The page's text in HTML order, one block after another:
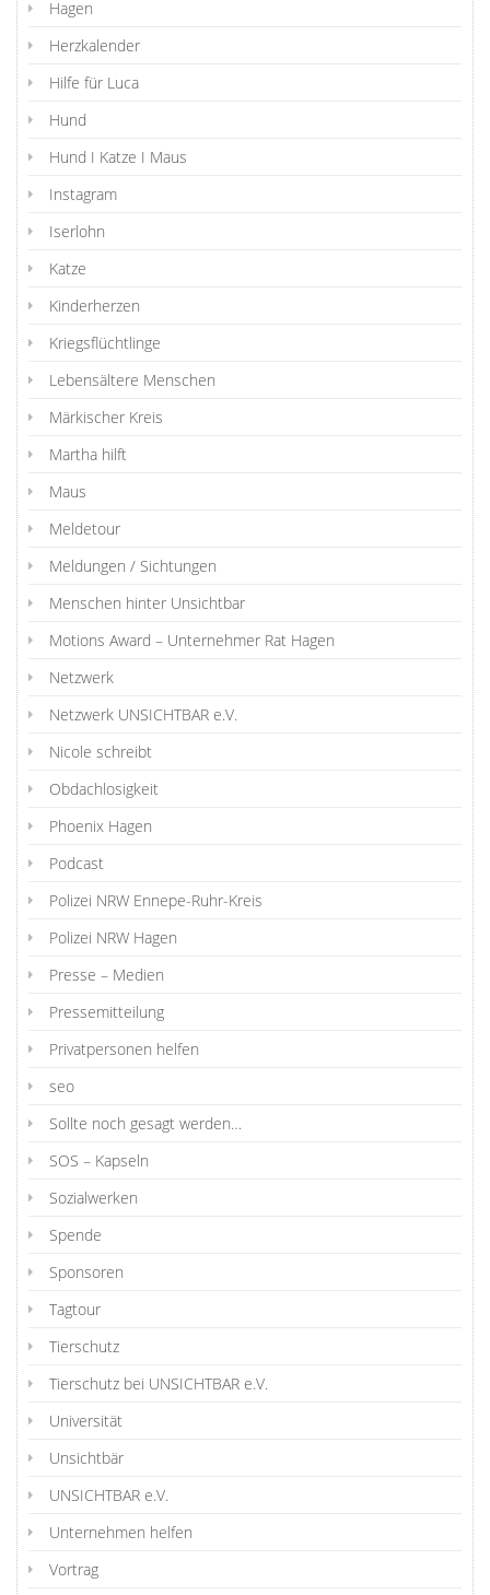
Hagen
Herzkalender
Hilfe für Luca
Hund
Hund I Katze I Maus
Instagram
Iserlohn
Katze
Kinderherzen
Kriegsflüchtlinge
Lebensältere Menschen
Märkischer Kreis
Martha hilft
Maus
Meldetour
Meldungen / Sichtungen
Menschen hinter Unsichtbar
Motions Award – Unternehmer Rat Hagen
Netzwerk
Netzwerk UNSICHTBAR e.V.
Nicole schreibt
Obdachlosigkeit
Phoenix Hagen
Podcast
Polizei NRW Ennepe-Ruhr-Kreis
Polizei NRW Hagen
Presse – Medien
Pressemitteilung
Privatpersonen helfen
seo
Sollte noch gesagt werden…
SOS – Kapseln
Sozialwerken
Spende
Sponsoren
Tagtour
Tierschutz
Tierschutz bei UNSICHTBAR e.V.
Universität
Unsichtbär
UNSICHTBAR e.V.
Unternehmen helfen
Vortrag